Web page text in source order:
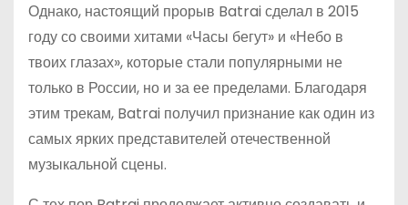
Однако, настоящий прорыв Batrai сделал в 2015
году со своими хитами «Часы бегут» и «Небо в
твоих глазах», которые стали популярными не
только в России, но и за ее пределами. Благодаря
этим трекам, Batrai получил признание как один из
самых ярких представителей отечественной
музыкальной сцены.